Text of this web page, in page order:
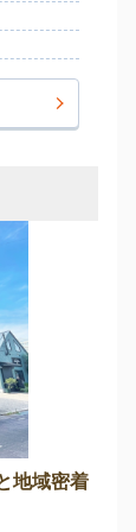
地域密着